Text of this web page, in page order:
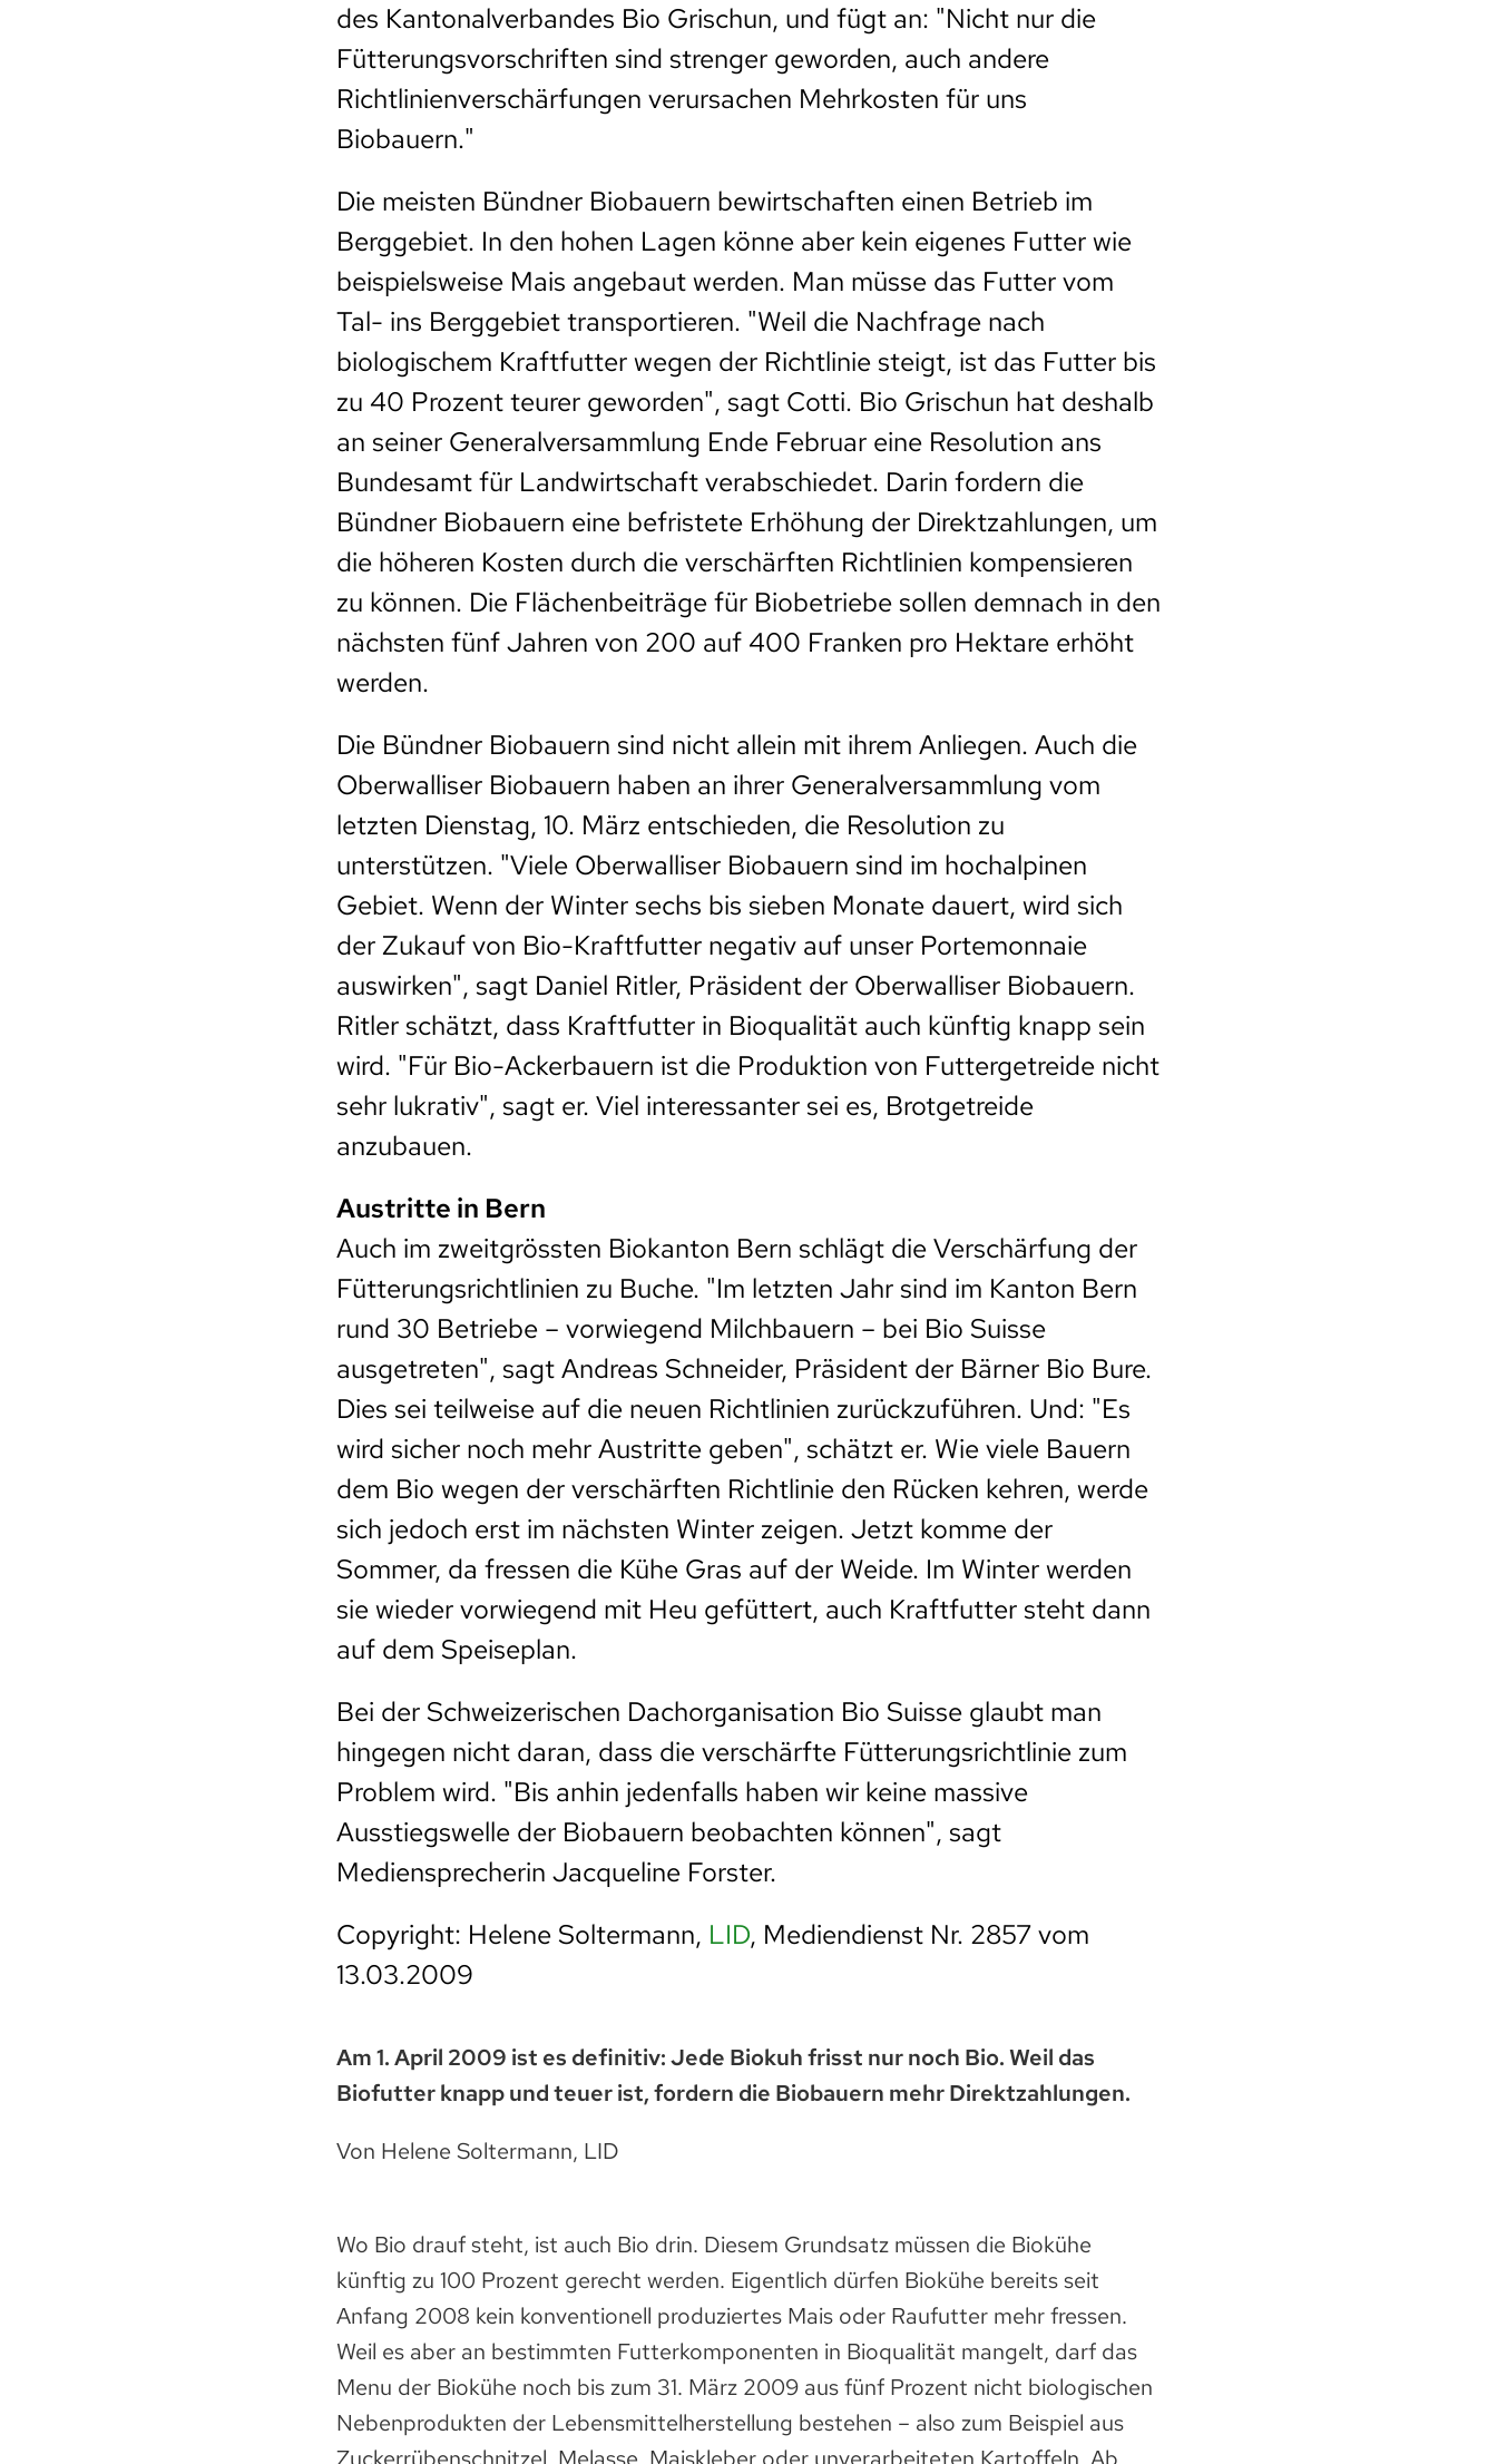
des Kantonalverbandes Bio Grischun, und fügt an: "Nicht nur die
Fütterungsvorschriften sind strenger geworden, auch andere
Richtlinienverschärfungen verursachen Mehrkosten für uns
Biobauern."
Die meisten Bündner Biobauern bewirtschaften einen Betrieb im
Berggebiet. In den hohen Lagen könne aber kein eigenes Futter wie
beispielsweise Mais angebaut werden. Man müsse das Futter vom
Tal- ins Berggebiet transportieren. "Weil die Nachfrage nach
biologischem Kraftfutter wegen der Richtlinie steigt, ist das Futter bis
zu 40 Prozent teurer geworden", sagt Cotti. Bio Grischun hat deshalb
an seiner Generalversammlung Ende Februar eine Resolution ans
Bundesamt für Landwirtschaft verabschiedet. Darin fordern die
Bündner Biobauern eine befristete Erhöhung der Direktzahlungen, um
die höheren Kosten durch die verschärften Richtlinien kompensieren
zu können. Die Flächenbeiträge für Biobetriebe sollen demnach in den
nächsten fünf Jahren von 200 auf 400 Franken pro Hektare erhöht
werden.
Die Bündner Biobauern sind nicht allein mit ihrem Anliegen. Auch die
Oberwalliser Biobauern haben an ihrer Generalversammlung vom
letzten Dienstag, 10. März entschieden, die Resolution zu
unterstützen. "Viele Oberwalliser Biobauern sind im hochalpinen
Gebiet. Wenn der Winter sechs bis sieben Monate dauert, wird sich
der Zukauf von Bio-Kraftfutter negativ auf unser Portemonnaie
auswirken", sagt Daniel Ritler, Präsident der Oberwalliser Biobauern.
Ritler schätzt, dass Kraftfutter in Bioqualität auch künftig knapp sein
wird. "Für Bio-Ackerbauern ist die Produktion von Futtergetreide nicht
sehr lukrativ", sagt er. Viel interessanter sei es, Brotgetreide
anzubauen.
Austritte in Bern
Auch im zweitgrössten Biokanton Bern schlägt die Verschärfung der
Fütterungsrichtlinien zu Buche. "Im letzten Jahr sind im Kanton Bern
rund 30 Betriebe – vorwiegend Milchbauern – bei Bio Suisse
ausgetreten", sagt Andreas Schneider, Präsident der Bärner Bio Bure.
Dies sei teilweise auf die neuen Richtlinien zurückzuführen. Und: "Es
wird sicher noch mehr Austritte geben", schätzt er. Wie viele Bauern
dem Bio wegen der verschärften Richtlinie den Rücken kehren, werde
sich jedoch erst im nächsten Winter zeigen. Jetzt komme der
Sommer, da fressen die Kühe Gras auf der Weide. Im Winter werden
sie wieder vorwiegend mit Heu gefüttert, auch Kraftfutter steht dann
auf dem Speiseplan.
Bei der Schweizerischen Dachorganisation Bio Suisse glaubt man
hingegen nicht daran, dass die verschärfte Fütterungsrichtlinie zum
Problem wird. "Bis anhin jedenfalls haben wir keine massive
Ausstiegswelle der Biobauern beobachten können", sagt
Mediensprecherin Jacqueline Forster.
Copyright: Helene Soltermann, LID, Mediendienst Nr. 2857 vom
13.03.2009
Am 1. April 2009 ist es definitiv: Jede Biokuh frisst nur noch Bio. Weil das
Biofutter knapp und teuer ist, fordern die Biobauern mehr Direktzahlungen.
Von Helene Soltermann, LID
Wo Bio drauf steht, ist auch Bio drin. Diesem Grundsatz müssen die Biokühe
künftig zu 100 Prozent gerecht werden. Eigentlich dürfen Biokühe bereits seit
Anfang 2008 kein konventionell produziertes Mais oder Raufutter mehr fressen.
Weil es aber an bestimmten Futterkomponenten in Bioqualität mangelt, darf das
Menu der Biokühe noch bis zum 31. März 2009 aus fünf Prozent nicht biologischen
Nebenprodukten der Lebensmittelherstellung bestehen – also zum Beispiel aus